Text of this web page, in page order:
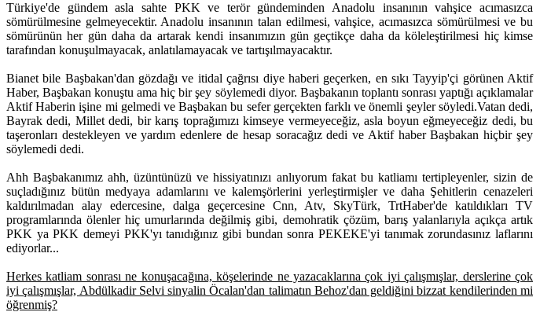
Türkiye'de gündem asla sahte PKK ve terör gündeminden Anadolu insanının vahşice acımasızca
sömürülmesine gelmeyecektir. Anadolu insanının talan edilmesi, vahşice, acımasızca sömürülmesi ve bu
sömürünün her gün daha da artarak kendi insanımızın gün geçtikçe daha da köleleştirilmesi hiç kimse
tarafından konuşulmayacak, anlatılamayacak ve tartışılmayacaktır.
Bianet bile Başbakan'dan gözdağı ve itidal çağrısı diye haberi geçerken, en sıkı Tayyip'çi görünen Aktif
Haber, Başbakan konuştu ama hiç bir şey söylemedi diyor. Başbakanın toplantı sonrası yaptığı açıklamalar
Aktif Haberin işine mi gelmedi ve Başbakan bu sefer gerçekten farklı ve önemli şeyler söyledi.Vatan dedi,
Bayrak dedi, Millet dedi, bir karış toprağımızı kimseye vermeyeceğiz, asla boyun eğmeyeceğiz dedi, bu
taşeronları destekleyen ve yardım edenlere de hesap soracağız dedi ve Aktif haber Başbakan hiçbir şey
söylemedi dedi.
Ahh Başbakanımız ahh, üzüntünüzü ve hissiyatınızı anlıyorum fakat bu katliamı tertipleyenler, sizin de
suçladığınız bütün medyaya adamlarını ve kalemşörlerini yerleştirmişler ve daha Şehitlerin cenazeleri
kaldırılmadan alay edercesine, dalga geçercesine Cnn, Atv, SkyTürk, TrtHaber'de katıldıkları TV
programlarında ölenler hiç umurlarında değilmiş gibi, demohratik çözüm, barış yalanlarıyla açıkça artık
PKK ya PKK demeyi PKK'yı tanıdığınız gibi bundan sonra PEKEKE'yi tanımak zorundasınız laflarını
ediyorlar...
Herkes katliam sonrası ne konuşacağına, köşelerinde ne yazacaklarına çok iyi çalışmışlar, derslerine çok
iyi çalışmışlar, Abdülkadir Selvi sinyalin Öcalan'dan talimatın Behoz'dan geldiğini bizzat kendilerinden mi
öğrenmiş?